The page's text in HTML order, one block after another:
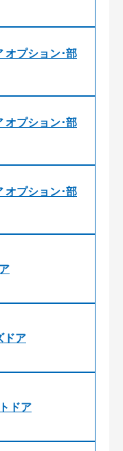
プション･部
プション･部
プション･部
ドア
ドア